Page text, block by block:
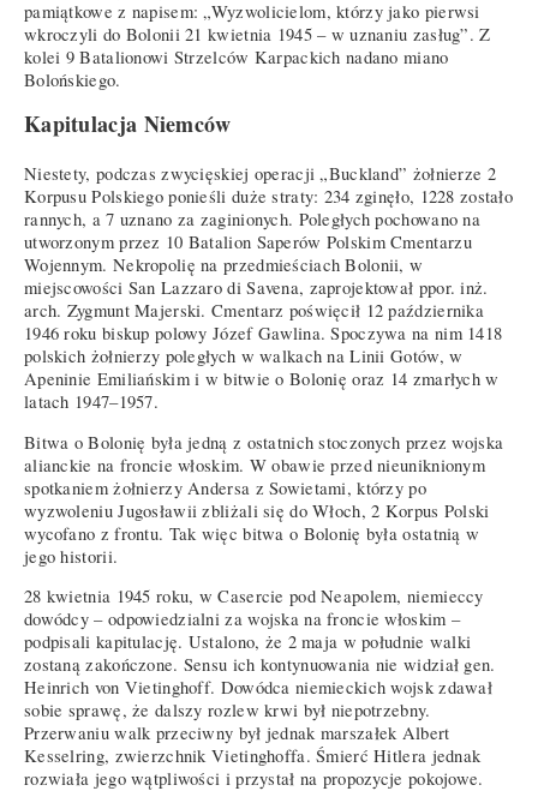
pamiątkowe z napisem: „Wyzwolicielom, którzy jako pierwsi
wkroczyli do Bolonii 21 kwietnia 1945 – w uznaniu zasług”. Z
kolei 9 Batalionowi Strzelców Karpackich nadano miano
Bolońskiego.
Kapitulacja Niemców
Niestety, podczas zwycięskiej operacji „Buckland” żołnierze 2
Korpusu Polskiego ponieśli duże straty: 234 zginęło, 1228 zostało
rannych, a 7 uznano za zaginionych. Poległych pochowano na
utworzonym przez 10 Batalion Saperów Polskim Cmentarzu
Wojennym. Nekropolię na przedmieściach Bolonii, w
miejscowości San Lazzaro di Savena, zaprojektował ppor. inż.
arch. Zygmunt Majerski. Cmentarz poświęcił 12 października
1946 roku biskup polowy Józef Gawlina. Spoczywa na nim 1418
polskich żołnierzy poległych w walkach na Linii Gotów, w
Apeninie Emiliańskim i w bitwie o Bolonię oraz 14 zmarłych w
latach 1947–1957.
Bitwa o Bolonię była jedną z ostatnich stoczonych przez wojska
alianckie na froncie włoskim. W obawie przed nieuniknionym
spotkaniem żołnierzy Andersa z Sowietami, którzy po
wyzwoleniu Jugosławii zbliżali się do Włoch, 2 Korpus Polski
wycofano z frontu. Tak więc bitwa o Bolonię była ostatnią w
jego historii.
28 kwietnia 1945 roku, w Casercie pod Neapolem, niemieccy
dowódcy – odpowiedzialni za wojska na froncie włoskim –
podpisali kapitulację. Ustalono, że 2 maja w południe walki
zostaną zakończone. Sensu ich kontynuowania nie widział gen.
Heinrich von Vietinghoff. Dowódca niemieckich wojsk zdawał
sobie sprawę, że dalszy rozlew krwi był niepotrzebny.
Przerwaniu walk przeciwny był jednak marszałek Albert
Kesselring, zwierzchnik Vietinghoffa. Śmierć Hitlera jednak
rozwiała jego wątpliwości i przystał na propozycje pokojowe.